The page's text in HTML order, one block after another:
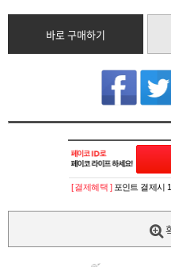
바로 구매하기
[ 결제혜택 ] 포인트 결제시